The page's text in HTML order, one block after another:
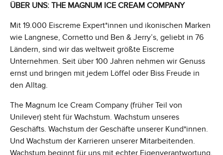
ÜBER UNS: THE MAGNUM ICE CREAM COMPANY
Mit 19.000 Eiscreme Expert*innen und ikonischen Marken
wie Langnese, Cornetto und Ben & Jerry’s, geliebt in 76
Ländern, sind wir das weltweit größte Eiscreme
Unternehmen. Seit über 100 Jahren nehmen wir Genuss
ernst und bringen mit jedem Löffel oder Biss Freude in
den Alltag.
The Magnum Ice Cream Company (früher Teil von
Unilever) steht für Wachstum. Wachstum unseres
Geschäfts. Wachstum der Geschäfte unserer Kund*innen.
Und Wachstum der Karrieren unserer Mitarbeitenden.